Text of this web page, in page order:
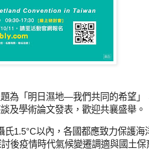
為「明日濕地—我們共同的希望」
及學術論文發表，歡迎共襄盛舉。
1.5°C以內，各國都應致力保護海
後疫情時代氣候變遷調適與國土保